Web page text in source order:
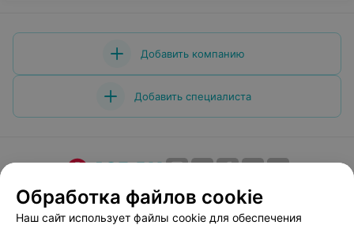
Добавить компанию
Добавить специалиста
О проекте Новости проекта
Размещение рекламы
Медицинский маркетинг
Публичный договор
Обработка файлов cookie
Наш сайт использует файлы cookie для обеспечения